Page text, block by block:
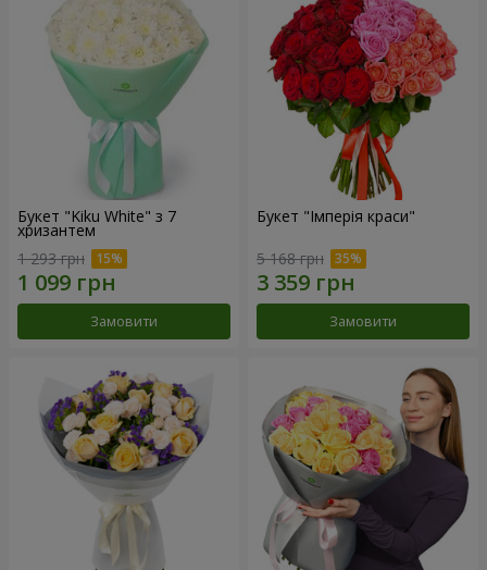
Букет "Kiku White" з 7
хризантем
1 293 грн
Замовити
Букет "Імперія краси"
5 168 грн
Замовити